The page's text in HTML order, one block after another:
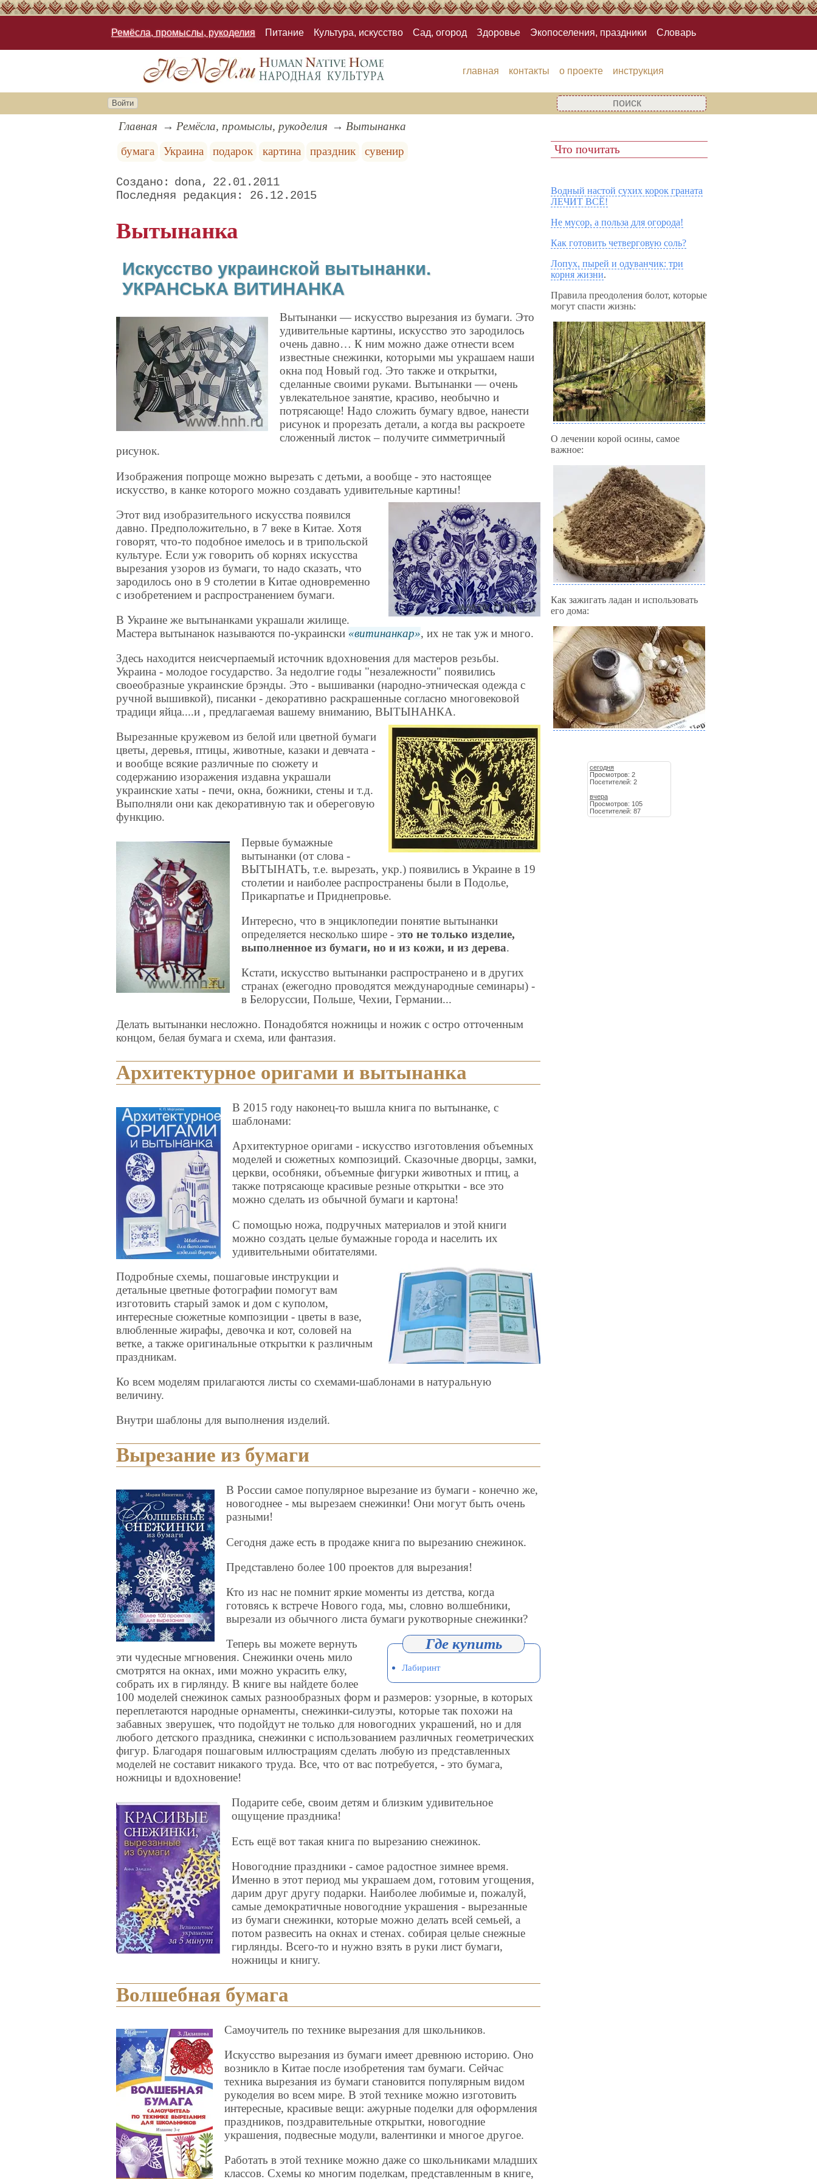
Ремёсла, промыслы, рукоделия Питание Культура, искусство Сад, огород Здоровье Экопоселения, праздники Словарь
главная контакты о проекте инструкция
Войти
Главная Ремёсла, промыслы, рукоделия
Вытынанка
бумага
Украина подарок картина праздник сувенир
dona
22.01.2011
26.12.2015
Вытынанка
Искусство украинской вытынанки.
УКРАНСЬКА ВИТИНАНКА
Вытынанки — искусство вырезания из бумаги. Это
удивительные картины, искусство это зародилось
очень давно… К ним можно даже отнести всем
известные снежинки, которыми мы украшаем наши
окна под Новый год. Это также и открытки,
сделанные своими руками. Вытынанки — очень
увлекательное занятие, красиво, необычно и
потрясающе! Надо сложить бумагу вдвое, нанести
рисунок и прорезать детали, а когда вы раскроете
сложенный листок – получите симметричный
рисунок.
Изображения попроще можно вырезать с детьми, а вообще - это настоящее
искусство, в канке которого можно создавать удивительные картины!
Этот вид изобразительного искусства появился
давно. Предположительно, в 7 веке в Китае. Хотя
говорят, что-то подобное имелось и в трипольской
культуре. Если уж говорить об корнях искусства
вырезания узоров из бумаги, то надо сказать, что
зародилось оно в 9 столетии в Китае одновременно
с изобретением и распространением бумаги.
В Украине же вытынанками украшали жилище.
Мастера вытынанок называются по-украински
витинанкар , их не так уж и много.
Здесь находится неисчерпаемый источник вдохновения для мастеров резьбы.
Украина - молодое государство. За недолгие годы "незалежности" появились
своеобразные украинские брэнды. Это - вышиванки (народно-этническая одежда с
ручной вышивкой), писанки - декоративно раскрашенные согласно многовековой
традици яйца....и , предлагаемая вашему вниманию, ВЫТЫНАНКА.
Вырезанные кружевом из белой или цветной бумаги
цветы, деревья, птицы, животные, казаки и девчата -
и вообще всякие различные по сюжету и
содержанию изоражения издавна украшали
украинские хаты - печи, окна, божники, стены и т.д.
Выполняли они как декоративную так и обереговую
функцию.
Первые бумажные
вытынанки (от слова -
ВЫТЫНАТЬ, т.е. вырезать, укр.) появились в Украине в 19
столетии и наиболее распространены были в Подолье,
Прикарпатье и Приднепровье.
Интересно, что в энциклопедии понятие вытынанки
определяется несколько шире - это не только изделие,
выполненное из бумаги, но и из кожи, и из дерева.
Кстати, искусство вытынанки распространено и в других
странах (ежегодно проводятся международные семинары) -
в Белоруссии, Польше, Чехии, Германии...
Делать вытынанки несложно. Понадобятся ножницы и ножик с остро отточенным
концом, белая бумага и схема, или фантазия.
Архитектурное оригами и вытынанка
В 2015 году наконец-то вышла книга по вытынанке, с
шаблонами:
Архитектурное оригами - искусство изготовления объемных
моделей и сюжетных композиций. Сказочные дворцы, замки,
церкви, особняки, объемные фигурки животных и птиц, а
также потрясающе красивые резные открытки - все это
можно сделать из обычной бумаги и картона!
С помощью ножа, подручных материалов и этой книги
можно создать целые бумажные города и населить их
удивительными обитателями.
Подробные схемы, пошаговые инструкции и
детальные цветные фотографии помогут вам
изготовить старый замок и дом с куполом,
интересные сюжетные композиции - цветы в вазе,
влюбленные жирафы, девочка и кот, соловей на
ветке, а также оригинальные открытки к различным
праздникам.
Ко всем моделям прилагаются листы со схемами-шаблонами в натуральную
величину.
Внутри шаблоны для выполнения изделий.
Вырезание из бумаги
В России самое популярное вырезание из бумаги - конечно же,
новогоднее - мы вырезаем снежинки! Они могут быть очень
разными!
Сегодня даже есть в продаже книга по вырезанию снежинок.
Представлено более 100 проектов для вырезания!
Кто из нас не помнит яркие моменты из детства, когда
готовясь к встрече Нового года, мы, словно волшебники,
вырезали из обычного листа бумаги рукотворные снежинки?
Лабиринт
Теперь вы можете вернуть
эти чудесные мгновения. Снежинки очень мило
смотрятся на окнах, ими можно украсить елку,
собрать их в гирлянду. В книге вы найдете более
100 моделей снежинок самых разнообразных форм и размеров: узорные, в которых
переплетаются народные орнаменты, снежинки-силуэты, которые так похожи на
забавных зверушек, что подойдут не только для новогодних украшений, но и для
любого детского праздника, снежинки с использованием различных геометрических
фигур. Благодаря пошаговым иллюстрациям сделать любую из представленных
моделей не составит никакого труда. Все, что от вас потребуется, - это бумага,
ножницы и вдохновение!
Подарите себе, своим детям и близким удивительное
ощущение праздника!
Есть ещё вот такая книга по вырезанию снежинок.
Новогодние праздники - самое радостное зимнее время.
Именно в этот период мы украшаем дом, готовим угощения,
дарим друг другу подарки. Наиболее любимые и, пожалуй,
самые демократичные новогодние украшения - вырезанные
из бумаги снежинки, которые можно делать всей семьей, а
потом развесить на окнах и стенах. собирая целые снежные
гирлянды. Всего-то и нужно взять в руки лист бумаги,
ножницы и книгу.
Волшебная бумага
Самоучитель по технике вырезания для школьников.
Искусство вырезания из бумаги имеет древнюю историю. Оно
возникло в Китае после изобретения там бумаги. Сейчас
техника вырезания из бумаги становится популярным видом
рукоделия во всем мире. В этой технике можно изготовить
интересные, красивые вещи: ажурные поделки для оформления
праздников, поздравительные открытки, новогодние
украшения, подвесные модули, валентинки и многое другое.
Работать в этой технике можно даже со школьниками младших
классов. Схемы ко многим поделкам, представленным в книге,
Что почитать
Водный настой сухих корок граната
ЛЕЧИТ ВСЁ!
Не мусор, а польза для огорода!
Как готовить четверговую соль?
Лопух, пырей и одуванчик: три
корня жизни.
Правила преодоления болот, которые
могут спасти жизнь:
О лечении корой осины, самое
важное:
Как зажигать ладан и использовать
его дома:
сегодня
Просмотров: 2
Посетителей: 2
вчера
Просмотров: 105
Посетителей: 87